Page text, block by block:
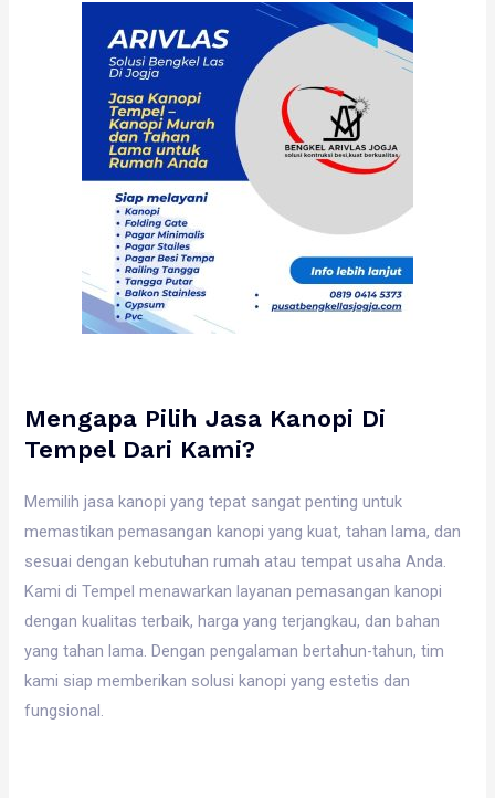
Mengapa Pilih Jasa Kanopi Di
Tempel Dari Kami?
Memilih jasa kanopi yang tepat sangat penting untuk
memastikan pemasangan kanopi yang kuat, tahan lama, dan
sesuai dengan kebutuhan rumah atau tempat usaha Anda.
Kami di Tempel menawarkan layanan pemasangan kanopi
dengan kualitas terbaik, harga yang terjangkau, dan bahan
yang tahan lama. Dengan pengalaman bertahun-tahun, tim
kami siap memberikan solusi kanopi yang estetis dan
fungsional.